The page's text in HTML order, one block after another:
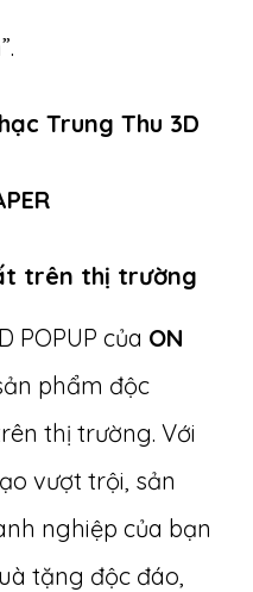
Trung Thu 3D
trên thị trường
POPUP của ON
phẩm độc
thị trường. Với
vượt trội, sản
nghiệp của bạn
tặng độc đáo,